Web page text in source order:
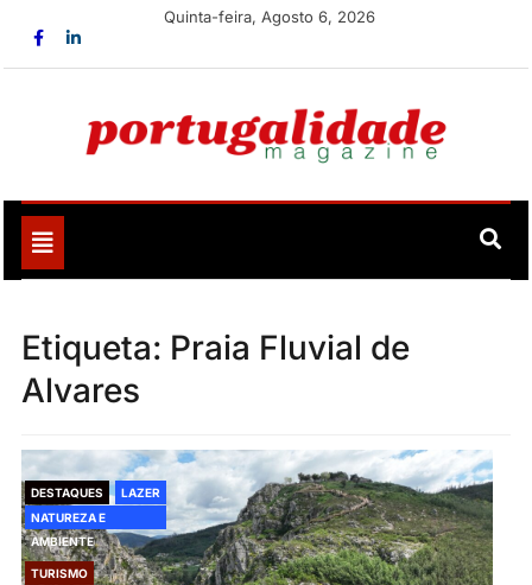
Quinta-feira, Agosto 6, 2026
Portugalidade
Toggle
navigation
Etiqueta: Praia Fluvial de
Alvares
DESTAQUES
LAZER
NATUREZA E
AMBIENTE
TURISMO